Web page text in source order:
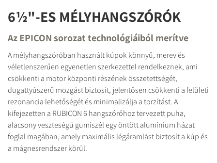
6½"-ES MÉLYHANGSZÓRÓK
Az EPICON sorozat technológiáiból merítve
A mélyhangszóróban használt kúpok könnyű, merev és
véletlenszerűen egyenetlen szerkezettel rendelkeznek, ami
csökkenti a motor központi részének összetettségét,
dugattyúszerű mozgást biztosít, jelentősen csökkenti a felületi
rezonancia lehetőségét és minimalizálja a torzítást. A
kifejezetten a RUBICON 6 hangszóróhoz tervezett puha,
alacsony veszteségű gumiszél egy öntött alumínium házat
foglal magában, amely maximális légáramlást biztosít a kúp és
a mágnesrendszer körül.